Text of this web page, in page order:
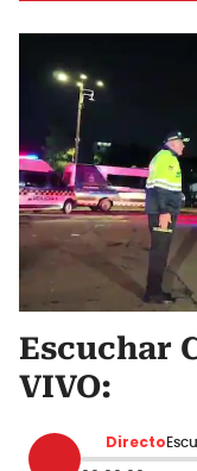
Escuchar
VIVO:
Directo